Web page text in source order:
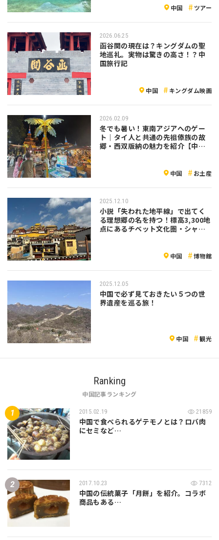
中国 ツアー
2026.06.25
函谷関の現在は？キングダムの聖
地巡礼。実物は驚きの高さ！？中
国旅行記
中国 キングダム映画
2026.02.09
冬でも暑い！東南アジアへのゲー
ト｜タイ人と共通の先祖傣族の故
郷・西双版納の魅力を紹介【中
中国 お土産
2025.12.10
小説「失われた地平線」で出てく
る理想郷の名を持つ！標高3,300地
点にあるチベット文化圏・シャン
中国 博物館
2025.12.05
中国で必ず見ておきたい５つの世
界遺産を巡る旅！
中国 観光
Ranking
中国記事ランキング
2015.02.19 21859
中国で食べられるゲテモノとは？ロバ肉
にセミなど…
2017.10.23 7312
中国の伝統菓子「月餅」を紹介。コラボ
商品もある…